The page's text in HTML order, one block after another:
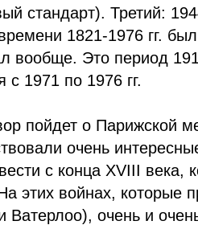
стандарт). Третий:
1821-1976 гг.
вообще. Это период
с 1971 по 1976 гг.
пойдет о Парижской
очень
с конца XVIII века,
этих войнах, которые
Ватерлоо), очень и